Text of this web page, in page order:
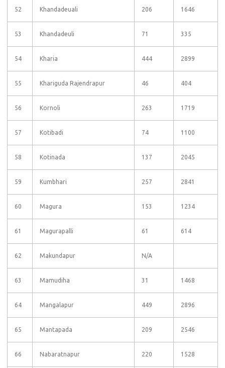
52 Khandadeuali 206 1646
53 Khandadeuli 71 335
54 Kharia 444 2899
55 Khariguda Rajendrapur 46 404
56 Kornoli 263 1719
57 Kotibadi 74 1100
58 Kotinada 137 2045
59 Kumbhari 257 2841
60 Magura 153 1234
61 Magurapalli 61 614
62 Makundapur N/A
63 Mamudiha 31 1468
64 Mangalapur 449 2896
65 Mantapada 209 2546
66 Nabaratnapur 220 1528